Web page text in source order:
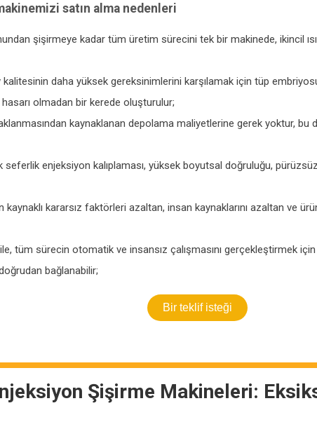
satın alma nedenleri
şişirmeye kadar tüm üretim sürecini tek bir makinede, ikincil
daha yüksek gereksinimlerini karşılamak için tüp
olmadan bir kerede oluşturulur;
kaynaklanan depolama maliyetlerine gerek yoktur, bu
seferlik enjeksiyon kalıplaması, yüksek boyutsal doğruluğu,
kaynaklı kararsız faktörleri azaltan, insan kaynaklarını azaltan ve
tüm sürecin otomatik ve insansız çalışmasını gerçekleştirmek
bağlanabilir;
Bir teklif isteği
Şişirme Makineleri: